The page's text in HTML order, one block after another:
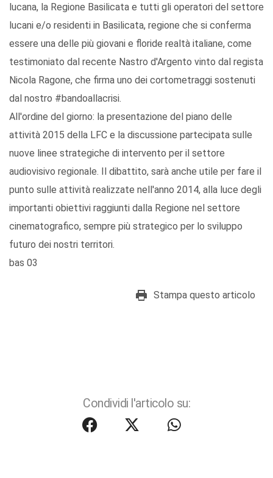
lucana, la Regione Basilicata e tutti gli operatori del settore
lucani e/o residenti in Basilicata, regione che si conferma
essere una delle più giovani e floride realtà italiane, come
testimoniato dal recente Nastro d'Argento vinto dal regista
Nicola Ragone, che firma uno dei cortometraggi sostenuti
dal nostro #bandoallacrisi.
All'ordine del giorno: la presentazione del piano delle
attività 2015 della LFC e la discussione partecipata sulle
nuove linee strategiche di intervento per il settore
audiovisivo regionale. Il dibattito, sarà anche utile per fare il
punto sulle attività realizzate nell'anno 2014, alla luce degli
importanti obiettivi raggiunti dalla Regione nel settore
cinematografico, sempre più strategico per lo sviluppo
futuro dei nostri territori.
bas 03
Stampa questo articolo
Condividi l'articolo su: